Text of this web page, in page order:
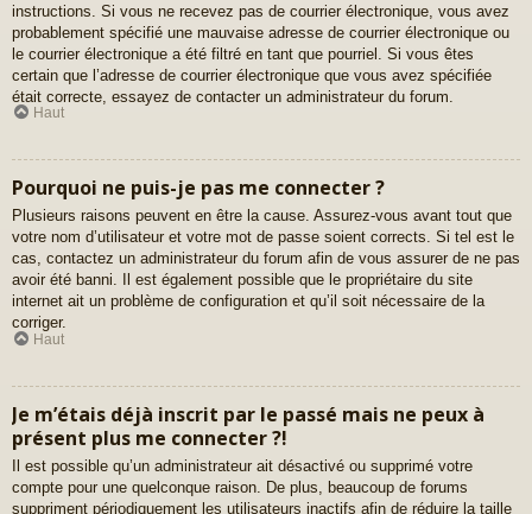
instructions. Si vous ne recevez pas de courrier électronique, vous avez
probablement spécifié une mauvaise adresse de courrier électronique ou
le courrier électronique a été filtré en tant que pourriel. Si vous êtes
certain que l’adresse de courrier électronique que vous avez spécifiée
était correcte, essayez de contacter un administrateur du forum.
Haut
Pourquoi ne puis-je pas me connecter ?
Plusieurs raisons peuvent en être la cause. Assurez-vous avant tout que
votre nom d’utilisateur et votre mot de passe soient corrects. Si tel est le
cas, contactez un administrateur du forum afin de vous assurer de ne pas
avoir été banni. Il est également possible que le propriétaire du site
internet ait un problème de configuration et qu’il soit nécessaire de la
corriger.
Haut
Je m’étais déjà inscrit par le passé mais ne peux à
présent plus me connecter ?!
Il est possible qu’un administrateur ait désactivé ou supprimé votre
compte pour une quelconque raison. De plus, beaucoup de forums
suppriment périodiquement les utilisateurs inactifs afin de réduire la taille